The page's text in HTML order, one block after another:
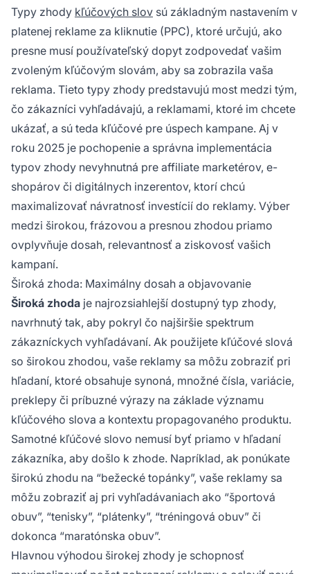
Typy zhody kľúčových slov sú základným nastavením v
platenej reklame za kliknutie (PPC), ktoré určujú, ako
presne musí používateľský dopyt zodpovedať vašim
zvoleným kľúčovým slovám, aby sa zobrazila vaša
reklama. Tieto typy zhody predstavujú most medzi tým,
čo zákazníci vyhľadávajú, a reklamami, ktoré im chcete
ukázať, a sú teda kľúčové pre úspech kampane. Aj v
roku 2025 je pochopenie a správna implementácia
typov zhody nevyhnutná pre affiliate marketérov, e-
shopárov či digitálnych inzerentov, ktorí chcú
maximalizovať návratnosť investícií do reklamy. Výber
medzi širokou, frázovou a presnou zhodou priamo
ovplyvňuje dosah, relevantnosť a ziskovosť vašich
kampaní.
Široká zhoda: Maximálny dosah a objavovanie
Široká zhoda je najrozsiahlejší dostupný typ zhody,
navrhnutý tak, aby pokryl čo najširšie spektrum
zákazníckych vyhľadávaní. Ak použijete kľúčové slová
so širokou zhodou, vaše reklamy sa môžu zobraziť pri
hľadaní, ktoré obsahuje synoná, množné čísla, variácie,
preklepy či príbuzné výrazy na základe významu
kľúčového slova a kontextu propagovaného produktu.
Samotné kľúčové slovo nemusí byť priamo v hľadaní
zákazníka, aby došlo k zhode. Napríklad, ak ponúkate
širokú zhodu na “bežecké topánky”, vaše reklamy sa
môžu zobraziť aj pri vyhľadávaniach ako “športová
obuv”, “tenisky”, “plátenky”, “tréningová obuv” či
dokonca “maratónska obuv”.
Hlavnou výhodou širokej zhody je schopnosť